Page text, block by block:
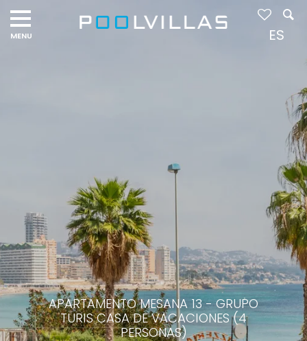
APARTAMENTO MESANA 13 - GRUPO
TURIS CASA DE VACACIONES (4
PERSONAS)
ES